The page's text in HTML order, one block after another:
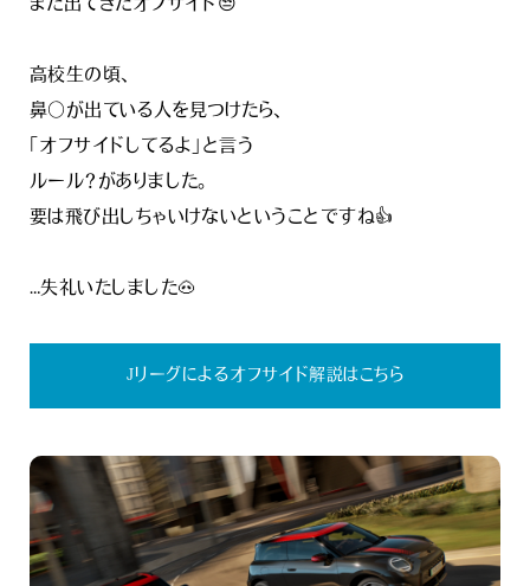
また出てきたオフサイド😒
高校生の頃、
鼻〇が出ている人を見つけたら、
「オフサイドしてるよ」と言う
ルール？がありました。
要は飛び出しちゃいけないということですね👍
…失礼いたしました🐽
Jリーグによるオフサイド解説はこちら